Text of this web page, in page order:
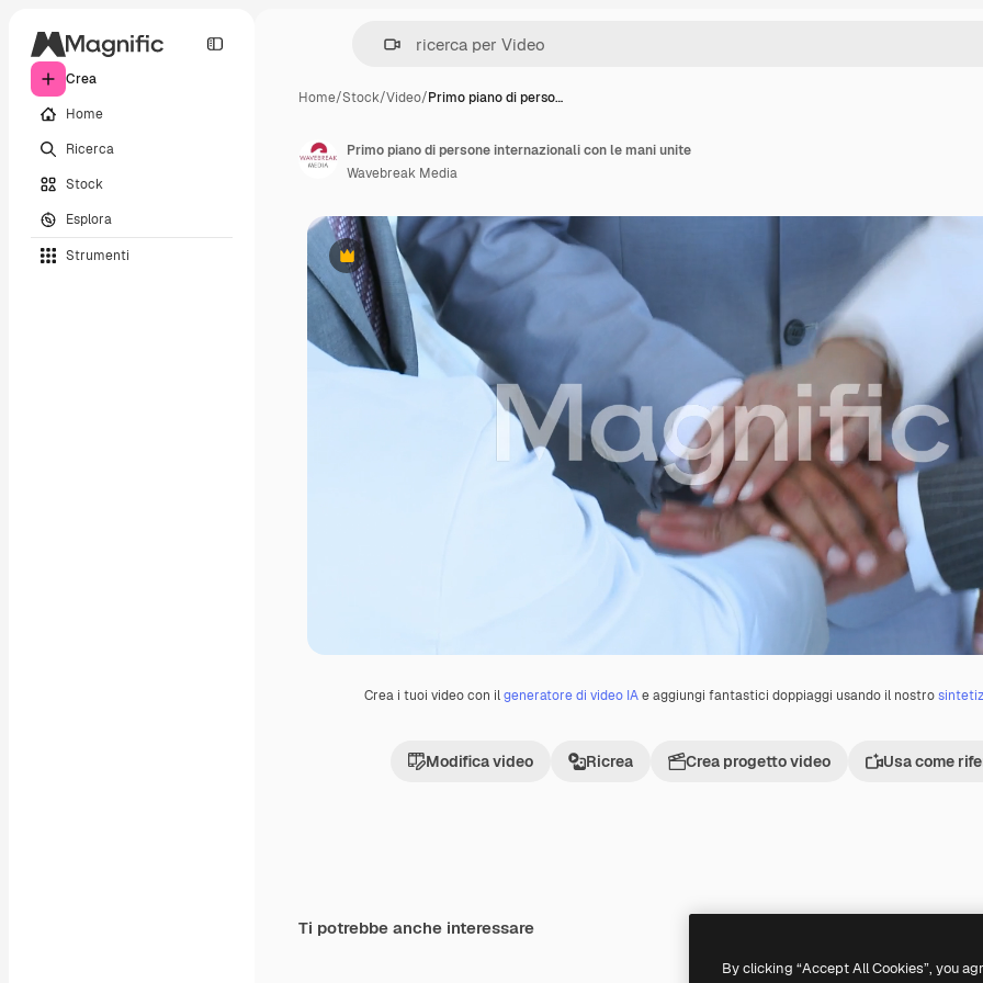
Crea
Home
Ricerca
Stock
Esplora
Strumenti
Home/Stock/Video/Primo piano di perso…
Premium
Crea i tuoi video con ilgeneratore di video IAe aggiungi fantastici doppiaggi usando il nostro
Modifica video Ricrea Crea progetto video Usa come
Primo piano di persone internazionali con le mani unite
Wavebreak Media
Ti potrebbe anche interessare
By clicking “Accept All Cookies”, you